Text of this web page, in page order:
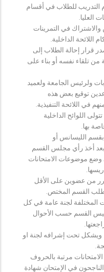
التدريب للطلاب في أقسام
العليا.
في التمرينات
اللائحة الداخلية.
قرار إحالة الطلاب إلى
تلقاء نفسه أو بناء على
ولرئيس الجامعة ولعميد
توقيع بعض هذه
في اللائحة التنفيذية.
اللوائح الداخلية
بها.
بقسم الليسانس أو
أخذ رأي مجلس القسم
وضع موضوعات الامتحانات
من عضوين على الأقل
طلب القسم المختص.
المختلفة لجنة عامة في كل
القسم حسب الأحوال
ويشكل تحت إشرافه لجنة او
مرتبة بالحروف
الناجحون في الإمتحان شهادة